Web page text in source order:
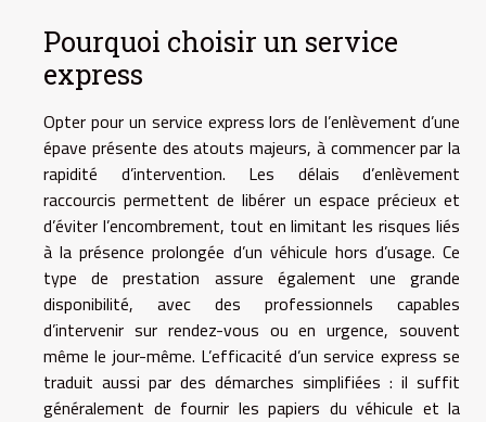
Pourquoi choisir un service
express
Opter pour un service express lors de l’enlèvement d’une
épave présente des atouts majeurs, à commencer par la
rapidité d’intervention. Les délais d’enlèvement
raccourcis permettent de libérer un espace précieux et
d’éviter l’encombrement, tout en limitant les risques liés
à la présence prolongée d’un véhicule hors d’usage. Ce
type de prestation assure également une grande
disponibilité, avec des professionnels capables
d’intervenir sur rendez-vous ou en urgence, souvent
même le jour-même. L’efficacité d’un service express se
traduit aussi par des démarches simplifiées : il suffit
généralement de fournir les papiers du véhicule et la